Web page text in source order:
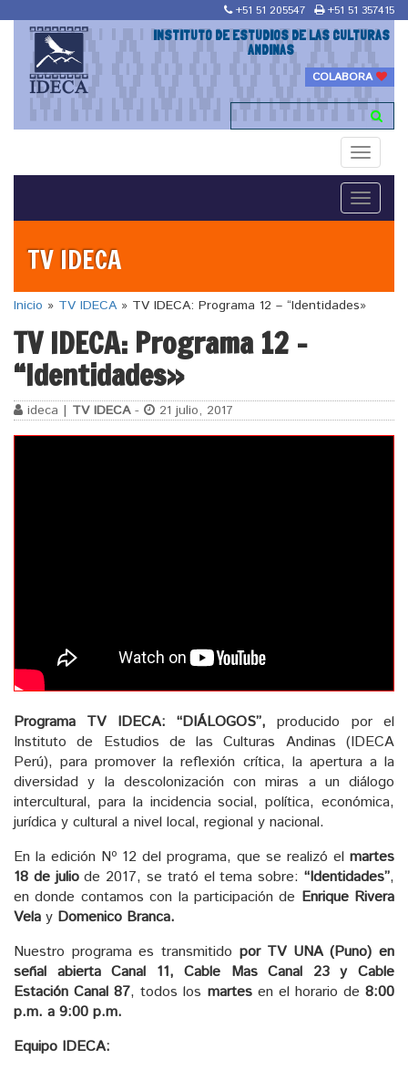
+51 51 205547 +51 51 357415
INSTITUTO DE ESTUDIOS DE LAS CULTURAS
ANDINAS
COLABORA
Toggle
Toggle
TV IDECA
Inicio » TV IDECA » TV IDECA: Programa 12 – “Identidades»
TV IDECA: Programa 12 –
“Identidades»
ideca | TV IDECA- 21 julio, 2017
Programa TV IDECA: “DIÁLOGOS”,producido por el
Instituto de Estudios de las Culturas Andinas (IDECA
Perú), para promover la reflexión crítica, la apertura a la
diversidad y la descolonización con miras a un diálogo
intercultural, para la incidencia social, política, económica,
jurídica y cultural a nivel local, regional y nacional.
En la edición Nº 12 del programa, que se realizó el martes
18 de juliode 2017, se trató el tema sobre:“Identidades”,
en donde contamos con la participación de Enrique Rivera
Vela y Domenico Branca.
Nuestro programa es transmitido por TV UNA (Puno) en
señal abierta Canal 11, Cable Mas Canal 23 y Cable
Estación Canal 87, todos los martes en el horario de8:00
p.m. a 9:00 p.m.
Equipo IDECA: